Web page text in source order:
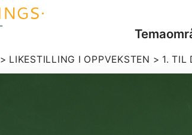
> LIKESTILLING I OPPVEKSTEN > 1. TIL